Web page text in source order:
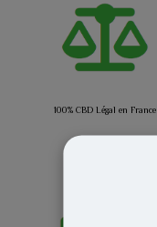
100% CBD Légal en France